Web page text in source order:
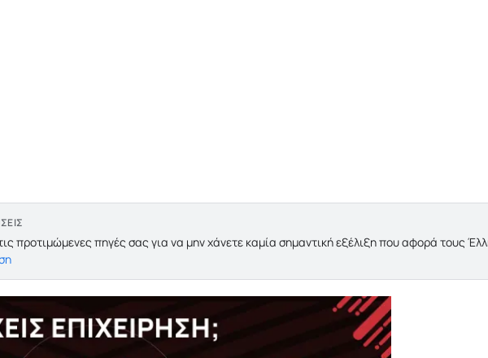
προτιμώμενες πηγές σας για να μην χάνετε καμία σημαντική εξέλιξη που αφορά τους